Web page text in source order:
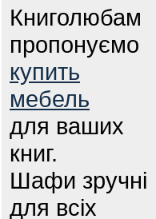
Книголюбам
пропонуємо
купить
мебель
для ваших
книг.
Шафи зручні
для всіх